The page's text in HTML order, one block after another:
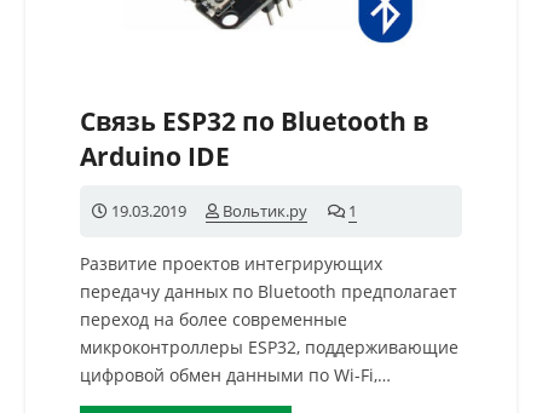
Связь ESP32 по Bluetooth в
Arduino IDE
19.03.2019 Вольтик.ру 1
Развитие проектов интегрирующих
передачу данных по Bluetooth предполагает
переход на более современные
микроконтроллеры ESP32, поддерживающие
цифровой обмен данными по Wi-Fi,…